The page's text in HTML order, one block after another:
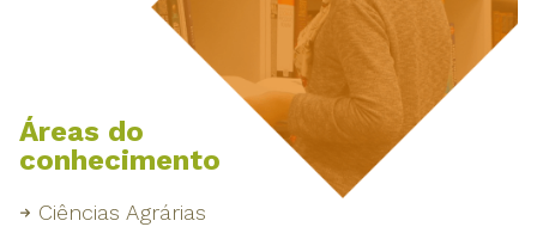
Áreas do
conhecimento
Ciências Agrárias